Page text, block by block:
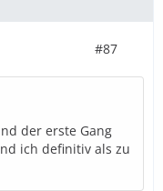
#87
der erste Gang
ich definitiv als zu